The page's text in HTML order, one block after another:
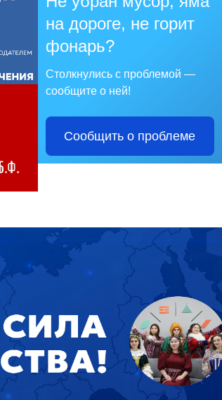
на дороге, не горит
фонарь?
Столкнулись с проблемой —
сообщите о ней!
Сообщить о проблеме